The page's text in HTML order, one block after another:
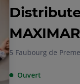
5 Faubourg de
Ouvert